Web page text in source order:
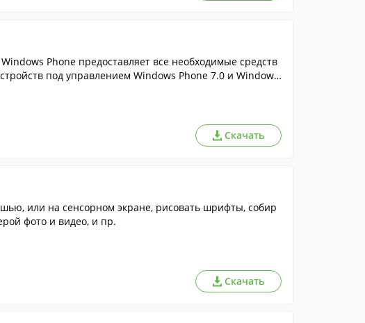
Phone предоставляет все необходимые средств
под управлением Windows Phone 7.0 и Windows
Скачать
или на сенсорном экране, рисовать шрифты, собир
фото и видео, и пр.
Скачать